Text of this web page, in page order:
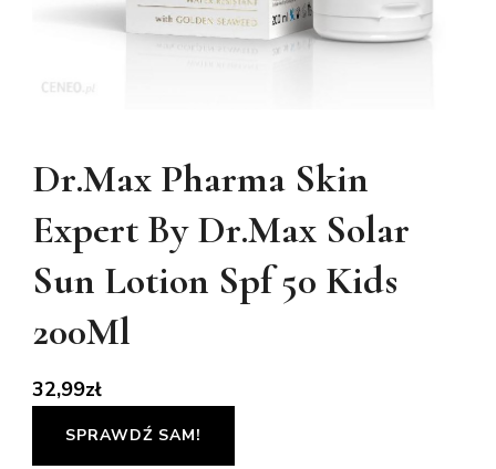
Dr.Max Pharma Skin
Expert By Dr.Max Solar
Sun Lotion Spf 50 Kids
200Ml
32,99zł
SPRAWDŹ SAM!